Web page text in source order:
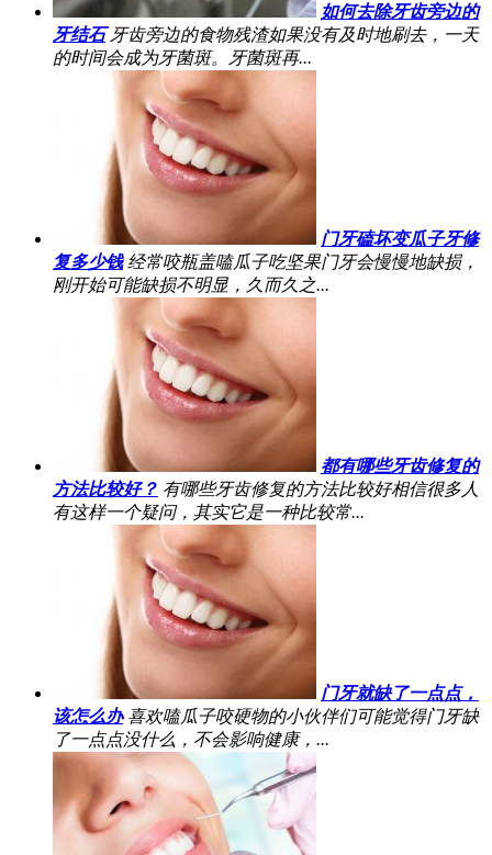
如何去除牙齿旁边的
牙结石 牙齿旁边的食物残渣如果没有及时地刷去，一天
的时间会成为牙菌斑。牙菌斑再...
门牙磕坏变瓜子牙修
复多少钱 经常咬瓶盖嗑瓜子吃坚果门牙会慢慢地缺损，
刚开始可能缺损不明显，久而久之...
都有哪些牙齿修复的
方法比较好？ 有哪些牙齿修复的方法比较好相信很多人
有这样一个疑问，其实它是一种比较常...
门牙就缺了一点点，
该怎么办 喜欢嗑瓜子咬硬物的小伙伴们可能觉得门牙缺
了一点点没什么，不会影响健康，...